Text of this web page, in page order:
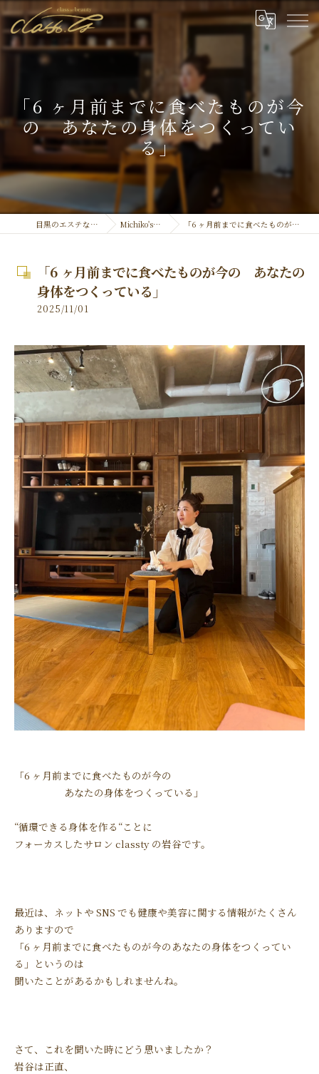
「6 ヶ月前までに食べたものが今
の あなたの身体をつくってい
る」
目黒のエステなら結果重視のclassty Michiko's Official ''Blog'' 「6 ヶ月前までに食べたものが今の あなたの身体をつくっている」
「6 ヶ月前までに食べたものが今の あなたの
身体をつくっている」
2025/11/01
「6 ヶ月前までに食べたものが今の
あなたの身体をつくっている」
“循環できる身体を作る“ことに
フォーカスしたサロン classty の岩谷です。
最近は、ネットや SNS でも健康や美容に関する情報がたくさん
ありますので
「6 ヶ月前までに食べたものが今のあなたの身体をつくってい
る」というのは
聞いたことがあるかもしれませんね。
さて、これを聞いた時にどう思いましたか？
岩谷は正直、